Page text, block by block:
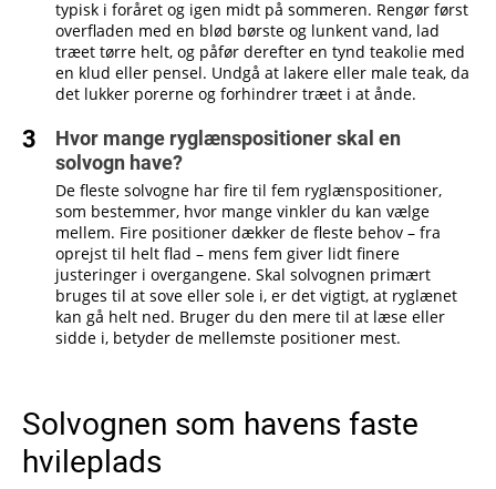
typisk i foråret og igen midt på sommeren. Rengør først
overfladen med en blød børste og lunkent vand, lad
træet tørre helt, og påfør derefter en tynd teakolie med
en klud eller pensel. Undgå at lakere eller male teak, da
det lukker porerne og forhindrer træet i at ånde.
Hvor mange ryglænspositioner skal en
solvogn have?
De fleste solvogne har fire til fem ryglænspositioner,
som bestemmer, hvor mange vinkler du kan vælge
mellem. Fire positioner dækker de fleste behov – fra
oprejst til helt flad – mens fem giver lidt finere
justeringer i overgangene. Skal solvognen primært
bruges til at sove eller sole i, er det vigtigt, at ryglænet
kan gå helt ned. Bruger du den mere til at læse eller
sidde i, betyder de mellemste positioner mest.
Solvognen som havens faste
hvileplads